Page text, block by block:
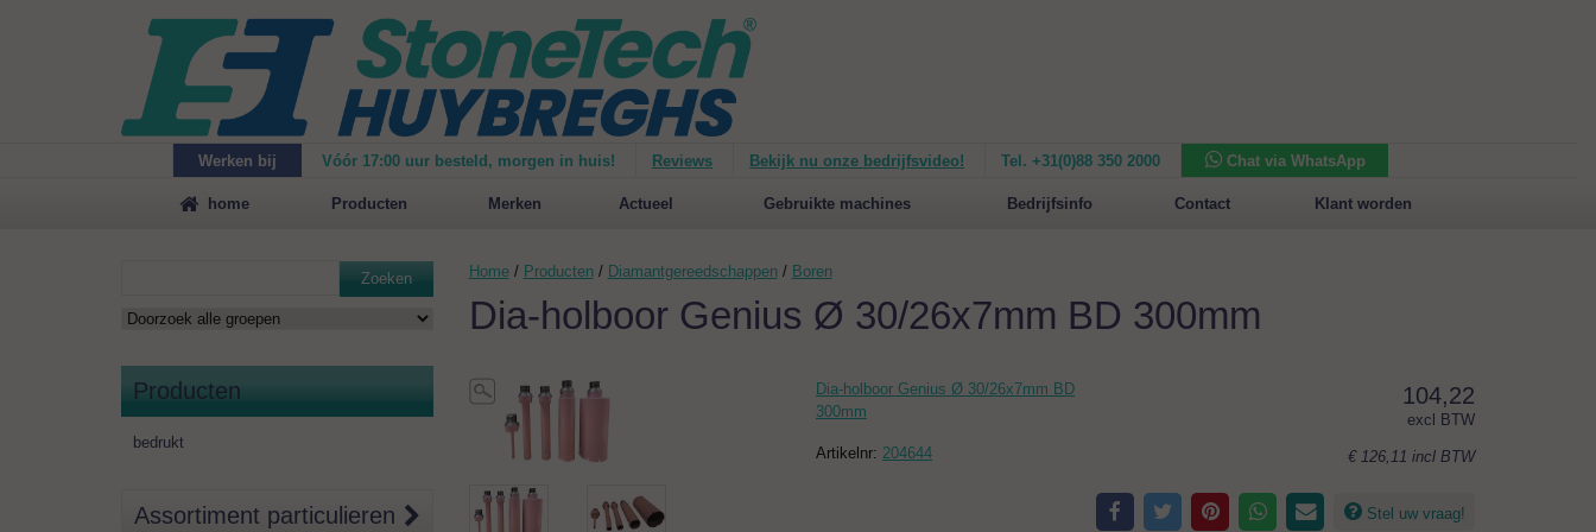
Werken bij Vóór 17:00 uur besteld, morgen in huis! Reviews Bekijk nu onze bedrijfsvideo! Tel. +31(0)88 350 2000
Chat via WhatsApp
Maak
vrijblijvend een afspraak voor een demonstratie van de Mirage 1500 Nieuw op de website: selecteer nu op merken! Nieuw in het assortiment: Sansone Collection
home Producten Merken Actueel Gebruikte machines Bedrijfsinfo Contact Klant worden
Zoeken
Producten
bedrukt
Assortiment particulieren
Home / Producten/ Diamantgereedschappen/ Boren
Dia-holboor Genius Ø 30/26x7mm BD 300mm
Dia-holboor Genius Ø 30/26x7mm BD
300mm
Artikelnr: 204644
104,22
excl BTW
€ 126,11 incl BTW
Stel uw vraag!